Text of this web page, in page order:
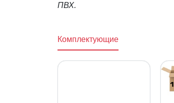
ПВХ.
Комплектующие